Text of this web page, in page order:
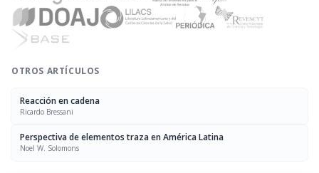
OTROS ARTÍCULOS
Reacción en cadena
Ricardo Bressani
Perspectiva de elementos traza en América Latina
Noel W. Solomons